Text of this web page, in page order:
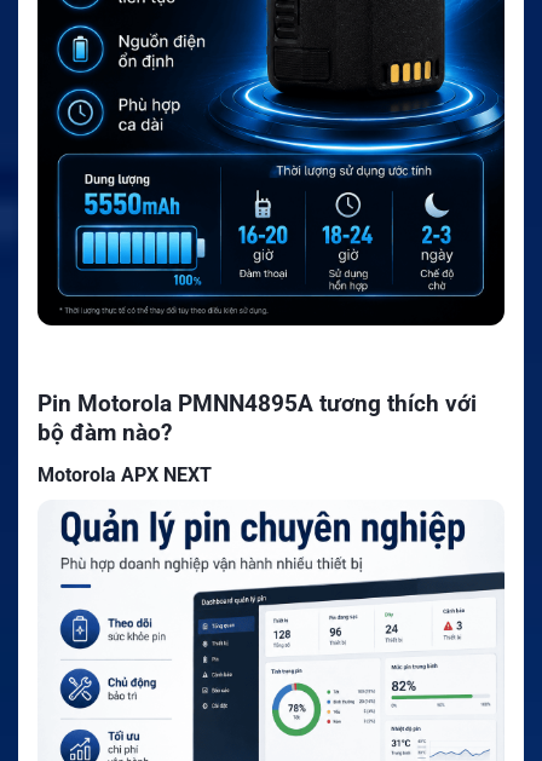
Pin Motorola PMNN4895A tương thích với
bộ đàm nào?
Motorola APX NEXT